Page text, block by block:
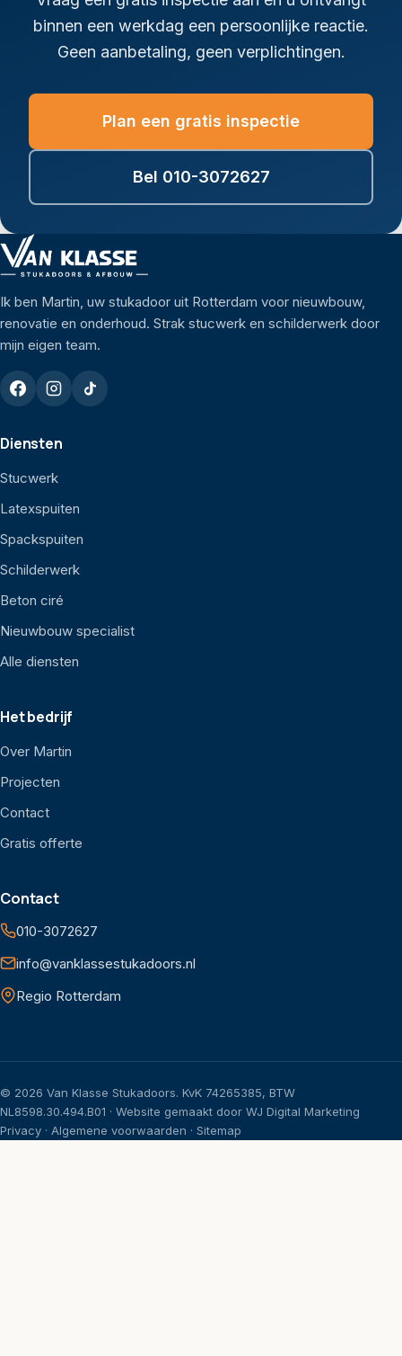
binnen een werkdag een persoonlijke reactie.
Geen aanbetaling, geen verplichtingen.
Plan een gratis inspectie
Bel 010-3072627
Ik ben Martin, uw stukadoor uit Rotterdam voor nieuwbouw,
renovatie en onderhoud. Strak stucwerk en schilderwerk door
mijn eigen team.
Diensten
Stucwerk
Latexspuiten
Spackspuiten
Schilderwerk
Beton ciré
Nieuwbouw specialist
Alle diensten
Het bedrijf
Over Martin
Projecten
Contact
Gratis offerte
Contact
010-3072627
info@vanklassestukadoors.nl
Regio Rotterdam
© 2026 Van Klasse Stukadoors. KvK 74265385, BTW
NL8598.30.494.B01 · Website gemaakt door WJ Digital Marketing
Privacy · Algemene voorwaarden · Sitemap